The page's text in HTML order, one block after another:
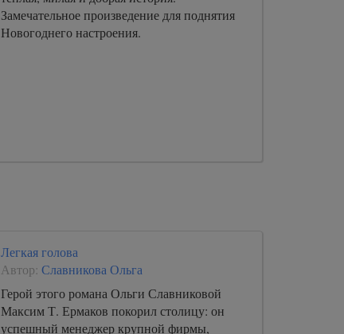
Замечательное произведение для поднятия
Новогоднего настроения.
Легкая голова
Автор: Славникова Ольга
Герой этого романа Ольги Славниковой
Максим Т. Ермаков покорил столицу: он
успешный менеджер крупной фирмы,